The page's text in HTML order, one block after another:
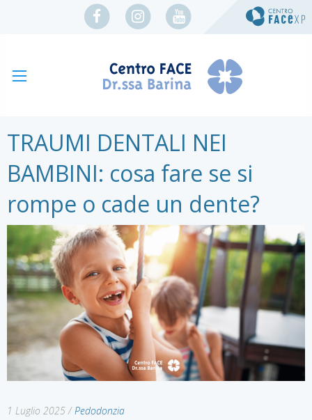
TRAUMI DENTALI NEI
BAMBINI: cosa fare se si
rompe o cade un dente?
1 Luglio 2025/Pedodonzia